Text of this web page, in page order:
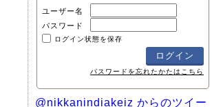
ユーザー名
パスワード
ログイン状態を保存
パスワードを忘れたかたはこちら
@nikkanindiakeiz からのツイー